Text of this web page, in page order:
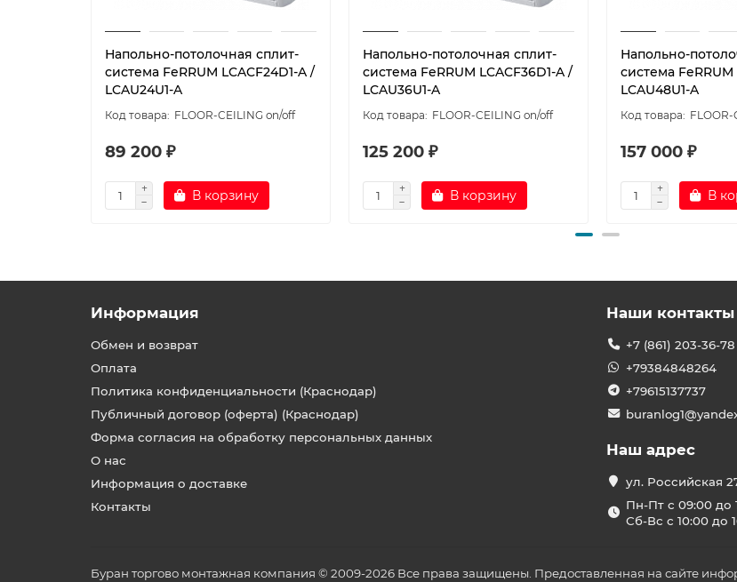
Напольно-потолочная сплит-
система FeRRUM LCACF24D1-A /
LCAU24U1-A
FLOOR-CEILING on/off
89 200 ₽
В корзину
Напольно-потолочная сплит-
система FeRRUM LCACF36D1-A /
LCAU36U1-A
FLOOR-CEILING on/off
125 200 ₽
В корзину
Напольно-
система FeRRUM
LCAU48U1-A
FLOOR-
157 000 ₽
В
Информация
Обмен и возврат
Оплата
Политика конфиденциальности (Краснодар)
Публичный договор (оферта) (Краснодар)
Форма согласия на обработку персональных данных
О нас
Информация о доставке
Контакты
Наши контакты
+7 (861) 203-36-78
+79384848264
+79615137737
Наш адрес
ул. Российская
Пн-Пт с 09:00 до
Сб-Вс с 10:00 до
Буран торгово монтажная компания © 2009-2026 Все права защищены. Предоставленная на сайте